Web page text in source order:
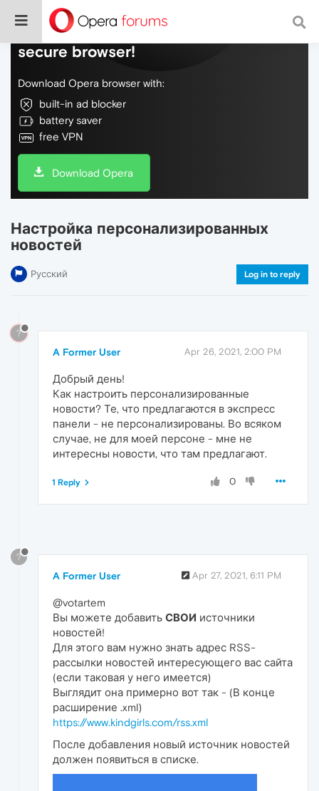
Do more on the web, with a fast and
secure browser!
Download Opera browser with:
built-in ad blocker
battery saver
free VPN
Download Opera
Настройка персонализированных
новостей
Русский Log in to reply
?
A Former User Apr 26, 2021, 2:00 PM
Добрый день!
Как настроить персонализированные
новости? Те, что предлагаются в экспресс
панели - не персонализированы. Во всяком
случае, не для моей персоне - мне не
интересны новости, что там предлагают.
0
1 Reply
?
A Former User Apr 27, 2021, 6:11 PM
@votartem
Вы можете добавить СВОИ источники
новостей!
Для этого вам нужно знать адрес RSS-
рассылки новостей интересующего вас сайта
(если таковая у него имеется)
Выглядит она примерно вот так - (В конце
расширение .xml)
https://www.kindgirls.com/rss.xml
После добавления новый источник новостей
должен появиться в списке.